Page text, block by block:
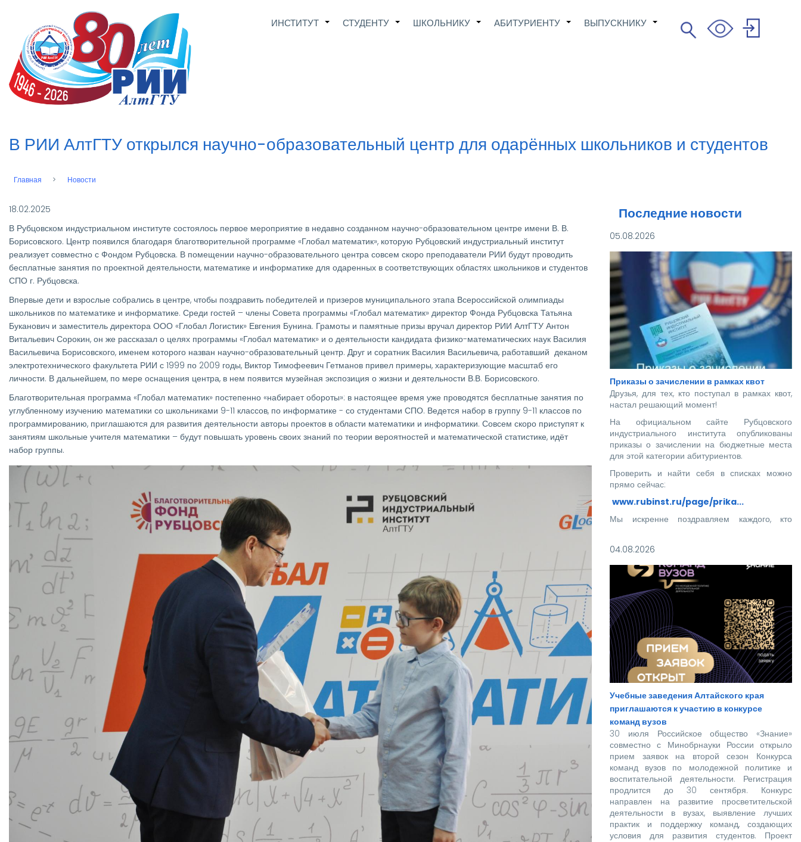
основному
содержанию
Main
+
ИНСТИТУТ +
СТУДЕНТУ +
ШКОЛЬНИКУ +
АБИТУРИЕНТУ +
ВЫПУСКНИКУ Search
Поиск
User
В РИИ АлтГТУ открылся научно-образовательный центр для одарённых школьников и студентов
Строка
Главная Новости
18.02.2025
В Рубцовском индустриальном институте состоялось первое мероприятие в недавно созданном научно-образовательном центре имени В. В.
Борисовского. Центр появился благодаря благотворительной программе «Глобал математик», которую Рубцовский индустриальный институт
реализует совместно с Фондом Рубцовска. В помещении научно-образовательного центра совсем скоро преподаватели РИИ будут проводить
бесплатные занятия по проектной деятельности, математике и информатике для одаренных в соответствующих областях школьников и студентов
СПО г. Рубцовска.
Впервые дети и взрослые собрались в центре, чтобы поздравить победителей и призеров муниципального этапа Всероссийской олимпиады
школьников по математике и информатике. Среди гостей – члены Совета программы «Глобал математик» директор Фонда Рубцовска Татьяна
Буканович и заместитель директора ООО «Глобал Логистик» Евгения Бунина. Грамоты и памятные призы вручал директор РИИ АлтГТУ Антон
Витальевич Сорокин, он же рассказал о целях программы «Глобал математик» и о деятельности кандидата физико-математических наук Василия
Васильевича Борисовского, именем которого назван научно-образовательный центр. Друг и соратник Василия Васильевича, работавший деканом
электротехнического факультета РИИ с 1999 по 2009 годы, Виктор Тимофеевич Гетманов привел примеры, характеризующие масштаб его
личности. В дальнейшем, по мере оснащения центра, в нем появится музейная экспозиция о жизни и деятельности В.В. Борисовского.
Благотворительная программа «Глобал математик» постепенно «набирает обороты»: в настоящее время уже проводятся бесплатные занятия по
углубленному изучению математики со школьниками 9-11 классов, по информатике - со студентами СПО. Ведется набор в группу 9-11 классов по
программированию, приглашаются для развития деятельности авторы проектов в области математики и информатики. Совсем скоро приступят к
занятиям школьные учителя математики – будут повышать уровень своих знаний по теории вероятностей и математической статистике, идёт
набор группы.
Изображение
Последние новости
05.08.2026
Приказы о зачислении в рамках квот
Друзья, для тех, кто поступал в рамках квот,
настал решающий момент!
На официальном сайте Рубцовского
индустриального института опубликованы
приказы о зачислении на бюджетные места
для этой категории абитуриентов.
Проверить и найти себя в списках можно
прямо сейчас:
www.rubinst.ru/page/prika...
Мы искренне поздравляем каждого, кто
04.08.2026
Учебные заведения Алтайского края
приглашаются к участию в конкурсе
команд вузов
30 июля Российское общество «Знание»
совместно с Минобрнауки России открыло
прием заявок на второй сезон Конкурса
команд вузов по молодежной политике и
воспитательной деятельности. Регистрация
продлится до 30 сентября. Конкурс
направлен на развитие просветительской
деятельности в вузах, выявление лучших
практик и поддержку команд, создающих
условия для развития студентов. Проект